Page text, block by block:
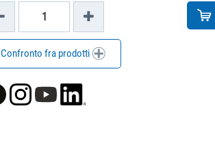
Confronto fra prodotti